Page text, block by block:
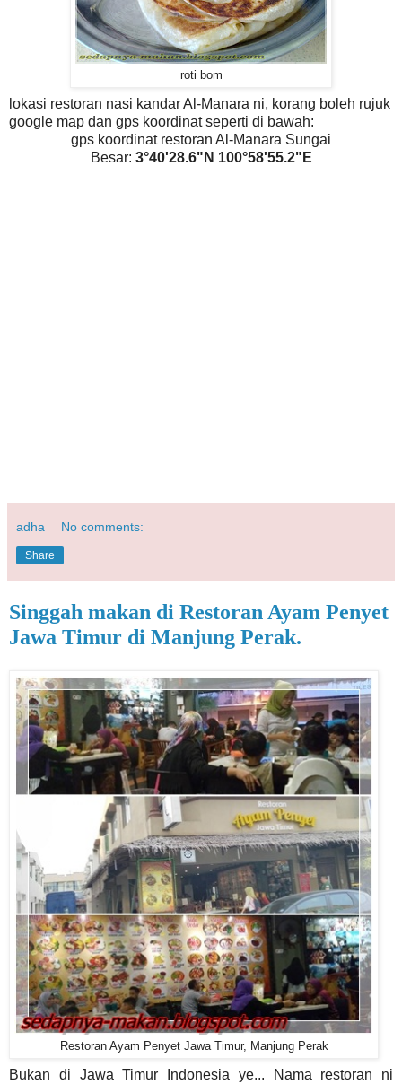
roti bom
lokasi restoran nasi kandar Al-Manara ni, korang boleh rujuk
google map dan gps koordinat seperti di bawah:
gps koordinat restoran Al-Manara Sungai
Besar: 3°40'28.6"N 100°58'55.2"E
adha No comments:
Share
Singgah makan di Restoran Ayam Penyet
Jawa Timur di Manjung Perak.
Restoran Ayam Penyet Jawa Timur, Manjung Perak
Bukan di Jawa Timur Indonesia ye... Nama restoran ni